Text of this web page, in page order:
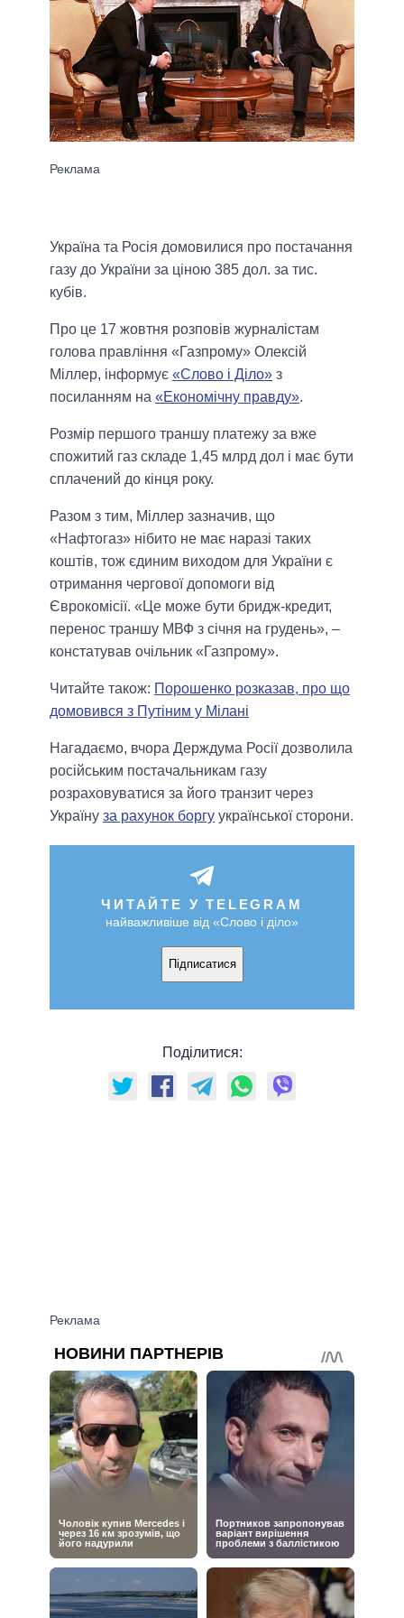
Україна та Росія домовилися про постачання
газу до України за ціною 385 дол. за тис.
кубів.
Про це 17 жовтня розповів журналістам
голова правління «Газпрому» Олексій
Міллер, інформує «Слово і Діло» з
посиланням на «Економічну правду».
Розмір першого траншу платежу за вже
спожитий газ складе 1,45 млрд дол і має бути
сплачений до кінця року.
Разом з тим, Міллер зазначив, що
«Нафтогаз» нібито не має наразі таких
коштів, тож єдиним виходом для України є
отримання чергової допомоги від
Єврокомісії. «Це може бути бридж-кредит,
перенос траншу МВФ з січня на грудень», –
констатував очільник «Газпрому».
Читайте також: Порошенко розказав, про що
домовився з Путіним у Мілані
Нагадаємо, вчора Держдума Росії дозволила
російським постачальникам газу
розраховуватися за його транзит через
Україну за рахунок боргу української сторони.
ЧИТАЙТЕ У TELEGRAM
найважливіше від «Слово і діло»
Підписатися
Поділитися: